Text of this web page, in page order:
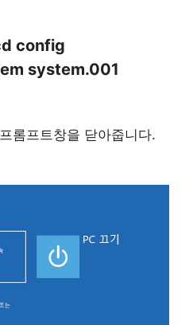
config
system.001
롬프트창을 닫아줍니다.